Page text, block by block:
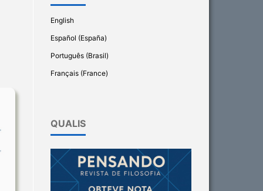
English
Español (España)
Português (Brasil)
Français (France)
QUALIS